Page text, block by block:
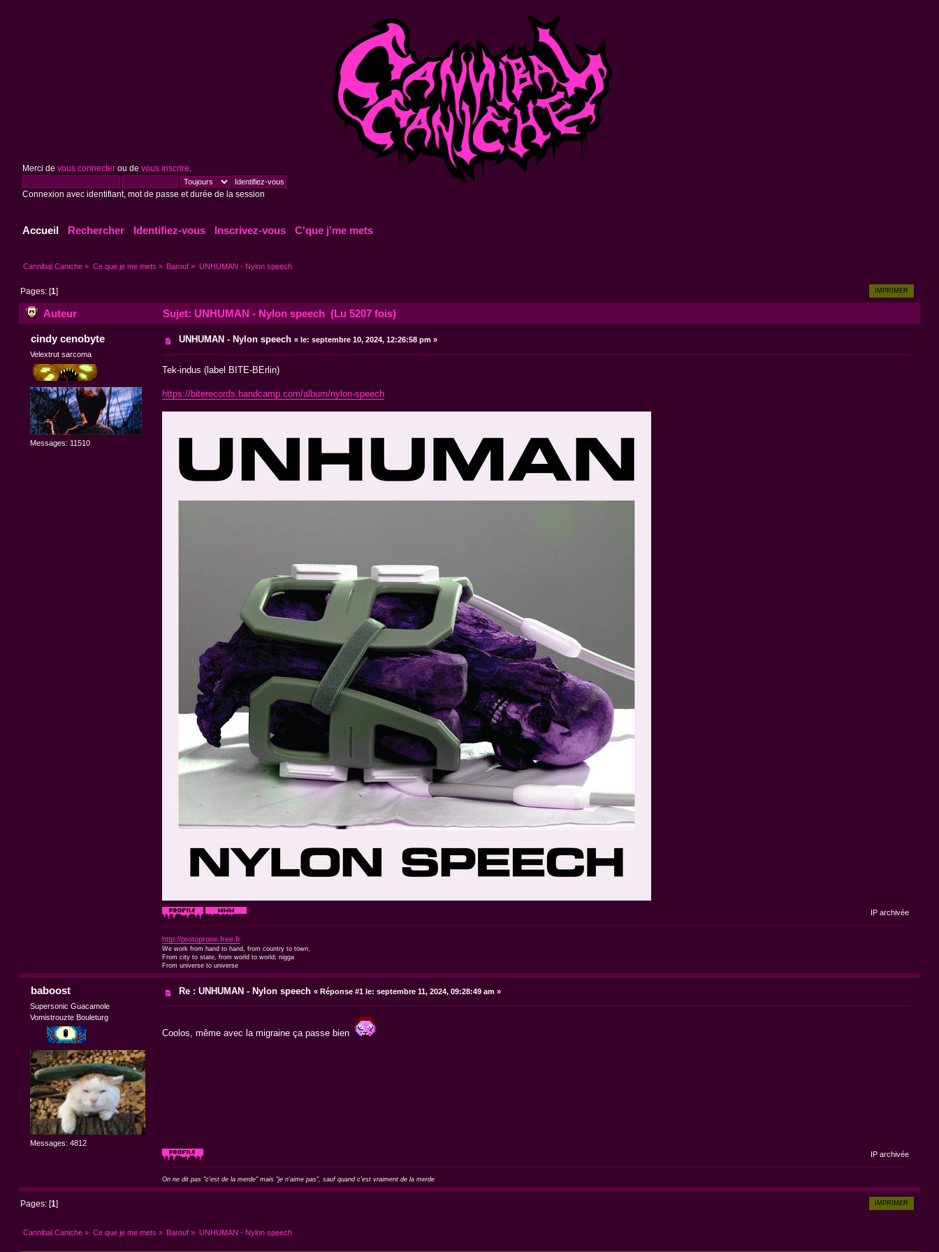
Merci de vous connecterou de vous inscrire
Connexion avec identifiant, mot de passe et durée de la session
Accueil Rechercher Identifiez-vous Inscrivez-vous C'que j'me mets
Cannibal Caniche » Ce que je me mets » Barouf » UNHUMAN - Nylon speech
IMPRIMER
Pages: [1]
Auteur Sujet: UNHUMAN - Nylon speech (Lu 5207 fois)
cindy cenobyte
Velextrut sarcoma
Messages: 11510
UNHUMAN - Nylon speech « le: septembre 10, 2024, 12:26:58 pm »
Tek-indus (label BITE-BErlin)
https://biterecords.bandcamp.com/album/nylon-speech
IP archivée
http://protopronx.free.fr
We work from hand to hand, from country to town,
From city to state, from world to world; nigga
From universe to universe
baboost
Supersonic Guacamole
Vomistrouzte Bouleturg
Messages: 4812
Re : UNHUMAN - Nylon speech « Réponse #1 le: septembre 11, 2024, 09:28:49 am »
Coolos, même avec la migraine ça passe bien
IP archivée
On ne dit pas "c'est de la merde" mais "je n'aime pas", sauf quand c'est vraiment de la merde
IMPRIMER
Pages: [1]
Cannibal Caniche » Ce que je me mets » Barouf » UNHUMAN - Nylon speech